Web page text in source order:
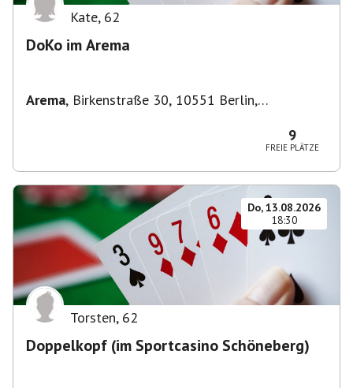
Kate, 62
DoKo im Arema
Arema, Birkenstraße 30, 10551 Berlin,
9
FREIE PLÄTZE
Do, 13.08.2026
18:30
Torsten, 62
Doppelkopf (im Sportcasino Schöneberg)